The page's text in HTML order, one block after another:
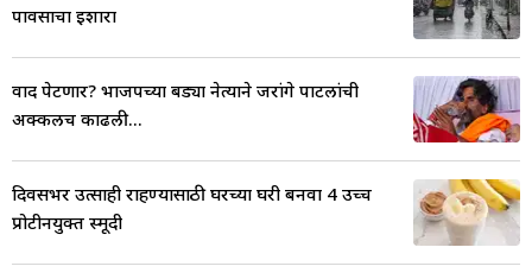
पावसाचा इशारा
वाद पेटणार? भाजपच्या बड्या नेत्याने जरांगे पाटलांची
अक्कलच काढली...
दिवसभर उत्साही राहण्यासाठी घरच्या घरी बनवा 4 उच्च
प्रोटीनयुक्त स्मूदी